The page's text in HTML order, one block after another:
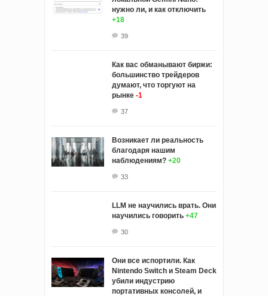
нужно ли, и как отключить
+18
39
Как вас обманывают биржи:
большинство трейдеров
думают, что торгуют на
рынке -1
37
Возникает ли реальность
благодаря нашим
наблюдениям? +20
33
LLM не научились врать. Они
научились говорить +47
30
Они все испортили. Как
Nintendo Switch и Steam Deck
убили индустрию
портативных консолей, и